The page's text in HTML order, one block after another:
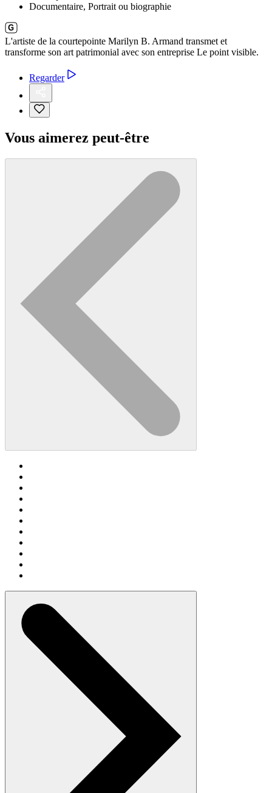
Documentaire, Portrait ou biographie
L'artiste de la courtepointe Marilyn B. Armand transmet et
transforme son art patrimonial avec son entreprise Le point visible.
Regarder
Vous aimerez peut-être